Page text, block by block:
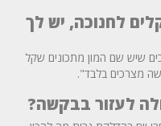
לחנוכה, יש לך
עם המון מתכונים עד 5 מצרכים שיש שם המון מתכונים שקל
מצרכים בלבד".
לעזור בבקשה?